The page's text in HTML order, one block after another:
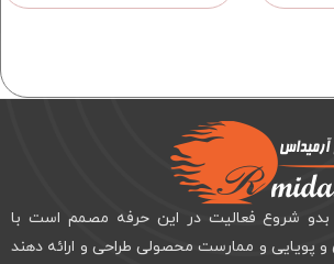
بدو شروع فعالیت در این حرفه مصمم است با
و پویایی و ممارست محصولی طراحی و ارائه دهند